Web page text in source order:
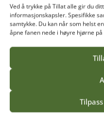
Ved å trykke på Tillat alle gir du
informasjonskapsler. Spesifikke
samtykke. Du kan når som helst
åpne fanen nede i høyre hjørne
IT- og regnskapsansvarlig
+47 90 23 95 73
Les mer om Edmond